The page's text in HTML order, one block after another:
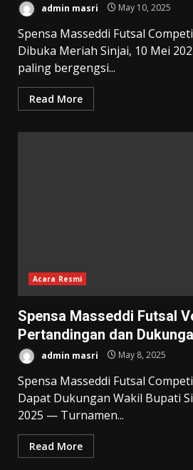
admin masri May 10, 2025
Spensa Masseddi Futsal
Dibuka Meriah Sinjai, 10 Mei
paling bergengsi...
Read More
Acara Resmi
Spensa Masseddi Futsal
Pertandingan dan
admin masri May 8, 2025
Spensa Masseddi Futsal
Dapat Dukungan Wakil Bupati
2025 — Turnamen...
Read More